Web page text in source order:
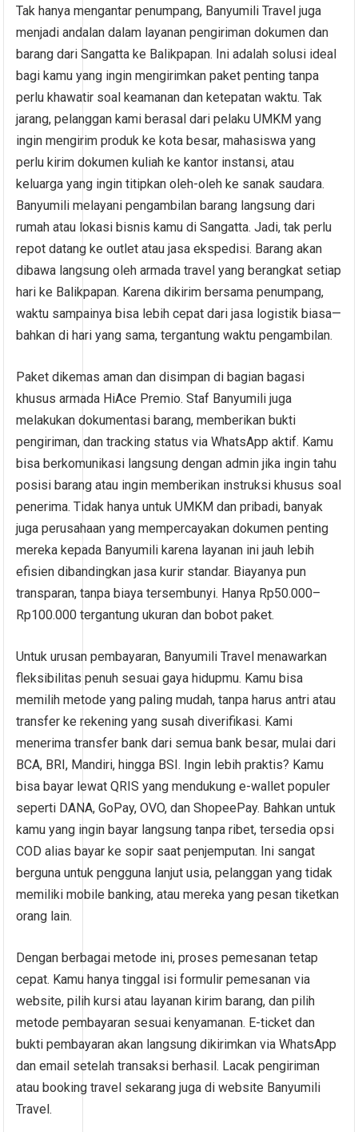
Tak hanya mengantar penumpang, Banyumili Travel juga
menjadi andalan dalam layanan pengiriman dokumen dan
barang dari Sangatta ke Balikpapan. Ini adalah solusi ideal
bagi kamu yang ingin mengirimkan paket penting tanpa
perlu khawatir soal keamanan dan ketepatan waktu. Tak
jarang, pelanggan kami berasal dari pelaku UMKM yang
ingin mengirim produk ke kota besar, mahasiswa yang
perlu kirim dokumen kuliah ke kantor instansi, atau
keluarga yang ingin titipkan oleh-oleh ke sanak saudara.
Banyumili melayani pengambilan barang langsung dari
rumah atau lokasi bisnis kamu di Sangatta. Jadi, tak perlu
repot datang ke outlet atau jasa ekspedisi. Barang akan
dibawa langsung oleh armada travel yang berangkat setiap
hari ke Balikpapan. Karena dikirim bersama penumpang,
waktu sampainya bisa lebih cepat dari jasa logistik biasa—
bahkan di hari yang sama, tergantung waktu pengambilan.
Paket dikemas aman dan disimpan di bagian bagasi
khusus armada HiAce Premio. Staf Banyumili juga
melakukan dokumentasi barang, memberikan bukti
pengiriman, dan tracking status via WhatsApp aktif. Kamu
bisa berkomunikasi langsung dengan admin jika ingin tahu
posisi barang atau ingin memberikan instruksi khusus soal
penerima. Tidak hanya untuk UMKM dan pribadi, banyak
juga perusahaan yang mempercayakan dokumen penting
mereka kepada Banyumili karena layanan ini jauh lebih
efisien dibandingkan jasa kurir standar. Biayanya pun
transparan, tanpa biaya tersembunyi. Hanya Rp50.000–
Rp100.000 tergantung ukuran dan bobot paket.
Untuk urusan pembayaran, Banyumili Travel menawarkan
fleksibilitas penuh sesuai gaya hidupmu. Kamu bisa
memilih metode yang paling mudah, tanpa harus antri atau
transfer ke rekening yang susah diverifikasi. Kami
menerima transfer bank dari semua bank besar, mulai dari
BCA, BRI, Mandiri, hingga BSI. Ingin lebih praktis? Kamu
bisa bayar lewat QRIS yang mendukung e-wallet populer
seperti DANA, GoPay, OVO, dan ShopeePay. Bahkan untuk
kamu yang ingin bayar langsung tanpa ribet, tersedia opsi
COD alias bayar ke sopir saat penjemputan. Ini sangat
berguna untuk pengguna lanjut usia, pelanggan yang tidak
memiliki mobile banking, atau mereka yang pesan tiketkan
orang lain.
Dengan berbagai metode ini, proses pemesanan tetap
cepat. Kamu hanya tinggal isi formulir pemesanan via
website, pilih kursi atau layanan kirim barang, dan pilih
metode pembayaran sesuai kenyamanan. E-ticket dan
bukti pembayaran akan langsung dikirimkan via WhatsApp
dan email setelah transaksi berhasil. Lacak pengiriman
atau booking travel sekarang juga di website Banyumili
Travel.